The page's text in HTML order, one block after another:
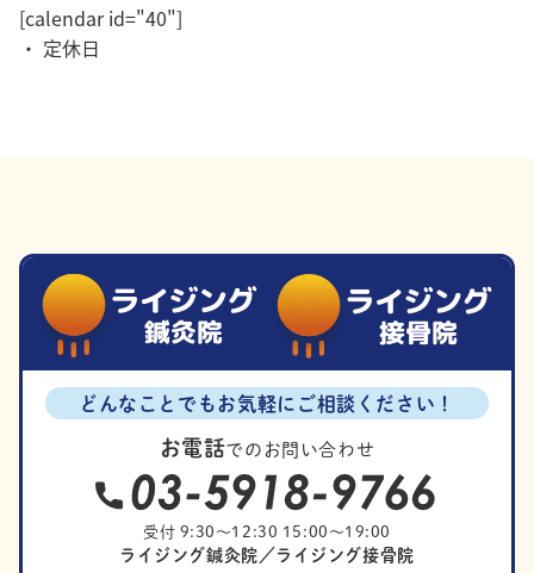
[calendar id="40"]
・ 定休日
どんなことでもお気軽にご相談ください！
お電話でのお問い合わせ
受付 9:30～12:30 15:00～19:00
ライジング鍼灸院／ライジング接骨院